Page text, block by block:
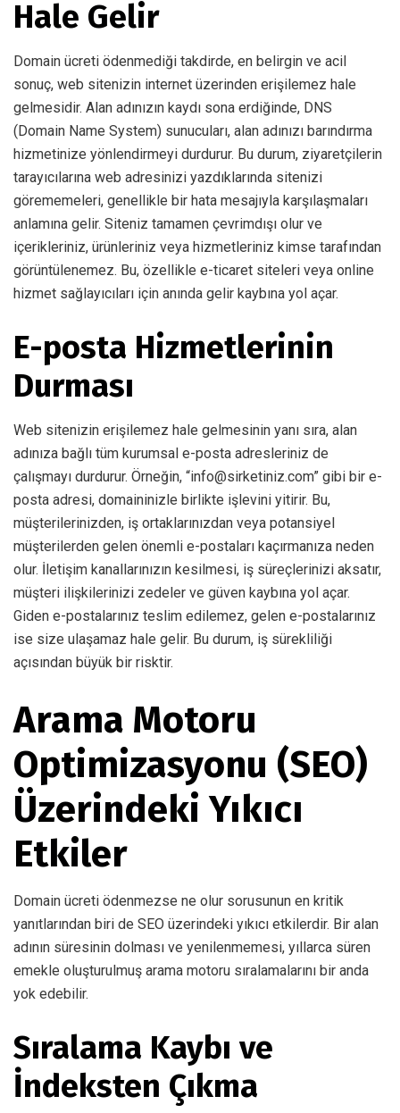
Hale Gelir
Domain ücreti ödenmediği takdirde, en belirgin ve acil
sonuç, web sitenizin internet üzerinden erişilemez hale
gelmesidir. Alan adınızın kaydı sona erdiğinde, DNS
(Domain Name System) sunucuları, alan adınızı barındırma
hizmetinize yönlendirmeyi durdurur. Bu durum, ziyaretçilerin
tarayıcılarına web adresinizi yazdıklarında sitenizi
görememeleri, genellikle bir hata mesajıyla karşılaşmaları
anlamına gelir. Siteniz tamamen çevrimdışı olur ve
içerikleriniz, ürünleriniz veya hizmetleriniz kimse tarafından
görüntülenemez. Bu, özellikle e-ticaret siteleri veya online
hizmet sağlayıcıları için anında gelir kaybına yol açar.
E-posta Hizmetlerinin
Durması
Web sitenizin erişilemez hale gelmesinin yanı sıra, alan
adınıza bağlı tüm kurumsal e-posta adresleriniz de
çalışmayı durdurur. Örneğin, “info@sirketiniz.com” gibi bir e-
posta adresi, domaininizle birlikte işlevini yitirir. Bu,
müşterilerinizden, iş ortaklarınızdan veya potansiyel
müşterilerden gelen önemli e-postaları kaçırmanıza neden
olur. İletişim kanallarınızın kesilmesi, iş süreçlerinizi aksatır,
müşteri ilişkilerinizi zedeler ve güven kaybına yol açar.
Giden e-postalarınız teslim edilemez, gelen e-postalarınız
ise size ulaşamaz hale gelir. Bu durum, iş sürekliliği
açısından büyük bir risktir.
Arama Motoru
Optimizasyonu (SEO)
Üzerindeki Yıkıcı
Etkiler
Domain ücreti ödenmezse ne olur sorusunun en kritik
yanıtlarından biri de SEO üzerindeki yıkıcı etkilerdir. Bir alan
adının süresinin dolması ve yenilenmemesi, yıllarca süren
emekle oluşturulmuş arama motoru sıralamalarını bir anda
yok edebilir.
Sıralama Kaybı ve
İndeksten Çıkma